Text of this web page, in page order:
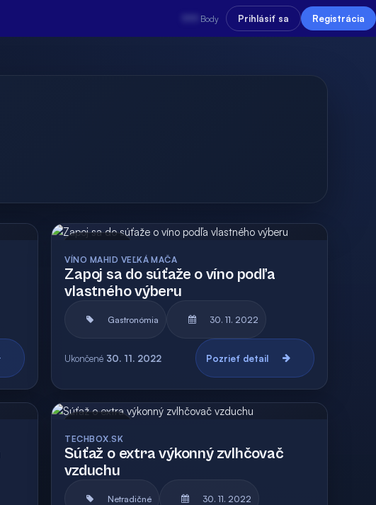
Body Prihlásiť sa Registrácia
VÍNO MAHID VEĽKÁ MAČA
Zapoj sa do súťaže o víno podľa
vlastného výberu
Gastronómia 30. 11. 2022
Ukončené 30. 11. 2022 Pozrieť detail
TECHBOX.SK
Súťaž o extra výkonný zvlhčovač
vzduchu
Netradičné 30. 11. 2022